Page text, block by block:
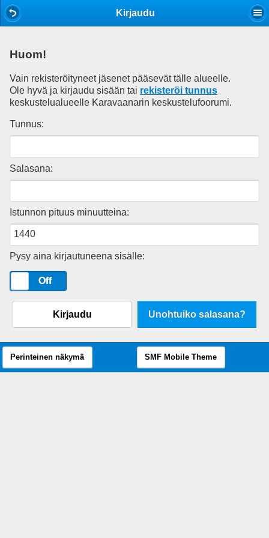
Kirjaudu
Huom!
Vain rekisteröityneet jäsenet pääsevät tälle alueelle.
Ole hyvä ja kirjaudu sisään tai rekisteröi tunnus
keskustelualueelle Karavaanarin keskustelufoorumi.
Tunnus:
Salasana:
Istunnon pituus minuutteina:
Pysy aina kirjautuneena sisälle:
Off
Kirjaudu Unohtuiko salasana?
Perinteinen näkymä SMF Mobile Theme